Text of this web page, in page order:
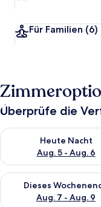
Für Familien (6)
Überprüfe die
Heute Nacht
Aug. 5 - Aug. 6
Überprüfe die
Dieses
Aug. 7 - Aug. 9
Überprüfe die